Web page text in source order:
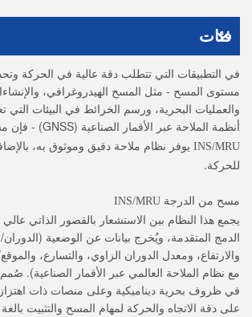
فئات
في التطبيقات التي تتطلب دقة عالية في الحركة
مستوى المسح - مثل المسح الهيدروغرافي،
والعمليات البحرية، ورسم الخرائط في البيئات
أنظمة الملاحة عبر الأقمار الصناعية (GNSS) - فإن
INS/MRU يوفر نظام ملاحة دقيق وموثوق به،
للحركة.
مسح من الدرجة INS/MRU
يجمع هذا النظام بين الاستشعار بالقصور الذاتي عالي
الدمج المتقدمة، ويُخرج بيانات عن الوضعية (الدوران/
والارتفاع، ومعدل الدوران الزاوي، والتسارع،
مع نظام الملاحة العالمي عبر الأقمار الصناعية).
في ظروف بحرية ديناميكية وعلى منصات ذات
على دقة الاتجاه والحركة لمهام المسح والتثبيت بالغة